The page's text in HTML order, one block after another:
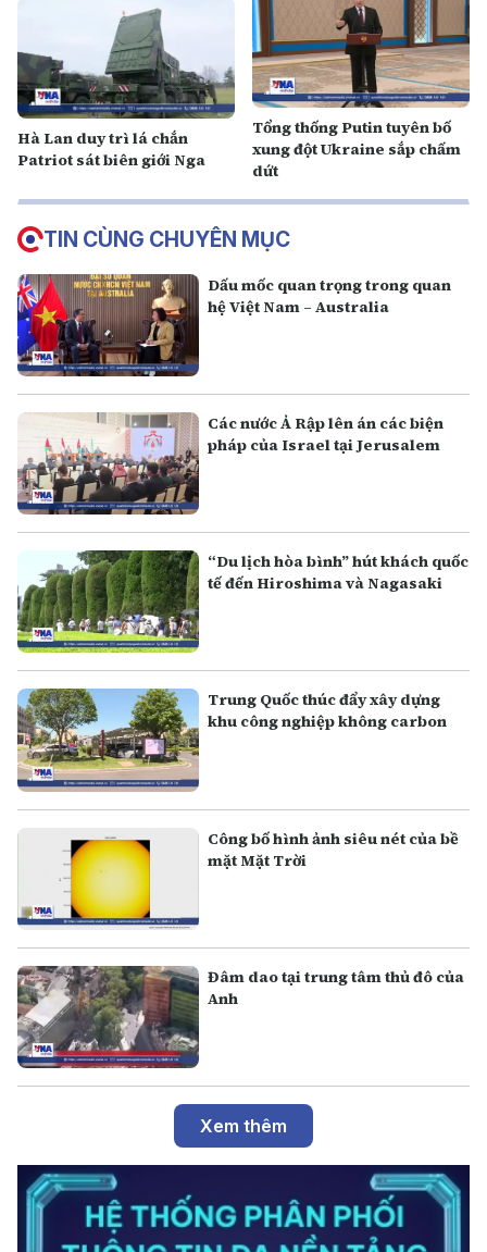
Hà Lan duy trì lá chắn
Patriot sát biên giới Nga
Tổng thống Putin tuyên bố
xung đột Ukraine sắp chấm
dứt
TIN CÙNG CHUYÊN MỤC
Dấu mốc quan trọng trong quan
hệ Việt Nam – Australia
Các nước Ả Rập lên án các biện
pháp của Israel tại Jerusalem
“Du lịch hòa bình” hút khách quốc
tế đến Hiroshima và Nagasaki
Trung Quốc thúc đẩy xây dựng
khu công nghiệp không carbon
Công bố hình ảnh siêu nét của bề
mặt Mặt Trời
Đâm dao tại trung tâm thủ đô của
Anh
Xem thêm